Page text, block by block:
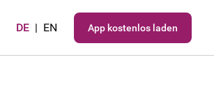
DE | EN App kostenlos laden